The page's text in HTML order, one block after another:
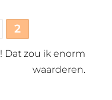
2
! Dat zou ik enorm
waarderen.